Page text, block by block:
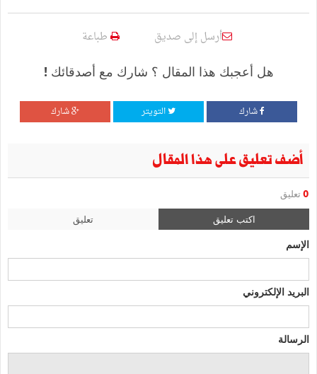
أرسل إلى صديق طباعة
هل أعجبك هذا المقال ؟ شارك مع أصدقائك !
شارك التويتر شارك
أضف تعليق على هذا المقال
0 تعليق
اكتب تعليق تعليق
الإسم
البريد الإلكتروني
الرسالة